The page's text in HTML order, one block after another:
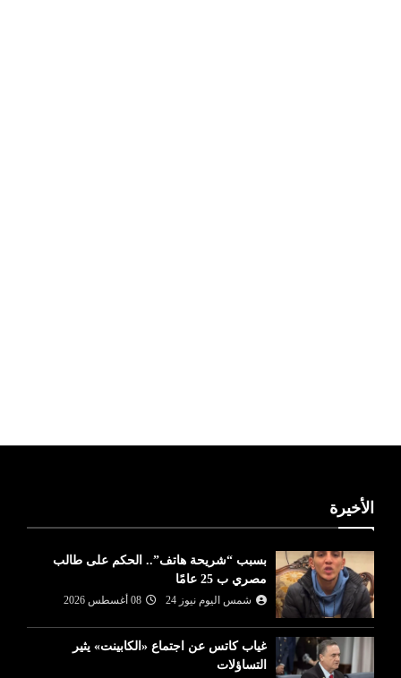
الأخيرة
بسبب “شريحة هاتف”.. الحكم على طالب
مصري ب 25 عامًا
شمس اليوم نيوز 24 08 أغسطس 2026
غياب كاتس عن اجتماع «الكابينت» يثير
التساؤلات